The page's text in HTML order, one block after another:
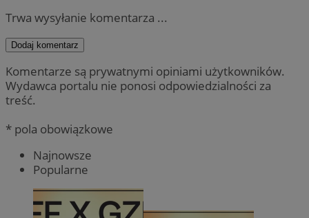
Trwa wysyłanie komentarza ...
Dodaj komentarz
Komentarze są prywatnymi opiniami użytkowników.
Wydawca portalu nie ponosi odpowiedzialności za
treść.
* pola obowiązkowe
Najnowsze
Popularne